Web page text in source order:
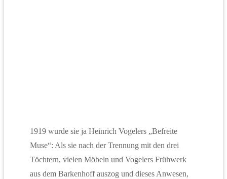
1919 wurde sie ja Heinrich Vogelers „Befreite
Muse“: Als sie nach der Trennung mit den drei
Töchtern, vielen Möbeln und Vogelers Frühwerk
aus dem Barkenhoff auszog und dieses Anwesen,